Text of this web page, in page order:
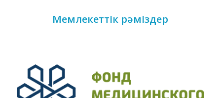
Мемлекеттік рәміздер